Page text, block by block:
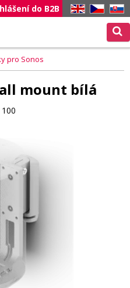
EN CZ SK
do B2B
pro Sonos
mount bílá